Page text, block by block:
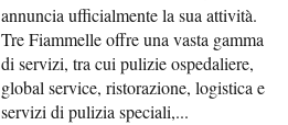
annuncia ufficialmente la sua attività.
Tre Fiammelle offre una vasta gamma
di servizi, tra cui pulizie ospedaliere,
global service, ristorazione, logistica e
servizi di pulizia speciali,...